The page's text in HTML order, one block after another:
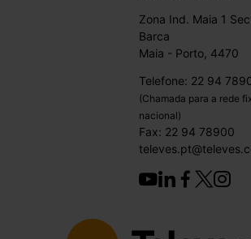
Zona Ind. Maia 1
Barca
Maia - Porto, 4470
Telefone: 22 94
(Chamada para a rede
nacional)
Fax: 22 94 78900